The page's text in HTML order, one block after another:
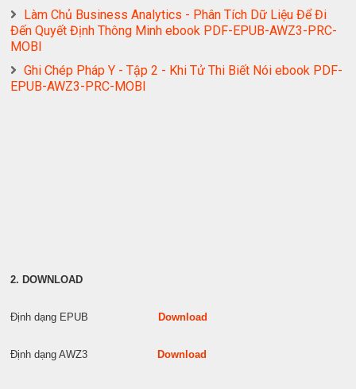
Làm Chủ Business Analytics - Phân Tích Dữ Liệu Để Đi
Đến Quyết Định Thông Minh ebook PDF-EPUB-AWZ3-PRC-
MOBI
Ghi Chép Pháp Y - Tập 2 - Khi Tử Thi Biết Nói ebook PDF-
EPUB-AWZ3-PRC-MOBI
2. DOWNLOAD
Định dạng EPUB Download
Định dạng AWZ3 Download